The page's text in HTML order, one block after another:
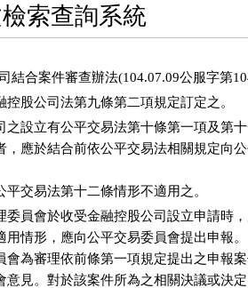
索查詢系統
結合案件審查辦法(104.07.09公服字第
控股公司法第九條第二項規定訂定之。
之設立有公平交易法第十條第一項及第
，應於結合前依公平交易法相關規定向
平交易法第十二條情形不適用之。
委員會於收受金融控股公司設立申請時
用情形，應向公平交易委員會提出申報。
會為審理依前條第一項規定提出之申報
意見。對於該案件所為之相關決議或決